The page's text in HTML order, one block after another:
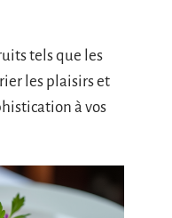
tels que les
les plaisirs et
à vos